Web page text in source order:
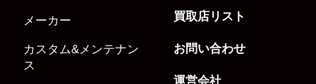
メーカー
カスタム&メンテナン
ス
買取店リスト
お問い合わせ
運営会社